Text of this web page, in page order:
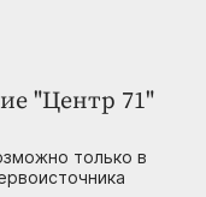
"Центр 71"
только в